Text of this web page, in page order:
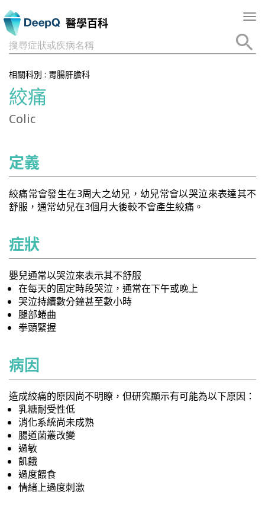
醫學百科
搜尋症狀或疾病名稱
相關科別 : 胃腸肝膽科
絞痛
Colic
定義
絞痛常會發生在3周大之幼兒，幼兒常會以哭泣來表達其不
舒服，通常幼兒在3個月大後較不會產生絞痛。
症狀
嬰兒通常以哭泣來表示其不舒服
在每天的固定時段哭泣，通常在下午或晚上
哭泣持續數分鐘甚至數小時
腿部蜷曲
拳頭緊握
病因
造成絞痛的原因尚不明瞭，但研究顯示有可能為以下原因：
乳糖耐受性低
消化系統尚未成熟
腸道菌叢改變
過敏
飢餓
過度餵食
情緒上過度刺激